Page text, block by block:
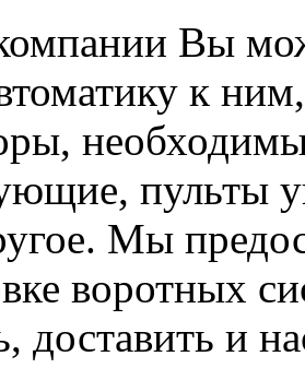
Вы
к
пульты
Мы
воротных
доставить и